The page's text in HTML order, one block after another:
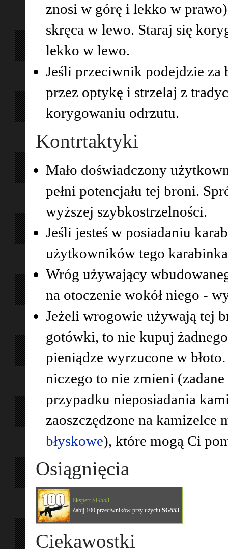
znosi w górę i lekko w
skręca w lewo. Staraj się
lekko w lewo.
Jeśli przeciwnik podejdzie za
przez optykę i strzelaj z
korygowaniu odrzutu.
Kontrtaktyki
Mało doświadczony
pełni potencjału tej broni.
wyższej szybkostrzelności.
Jeśli jesteś w posiadaniu
użytkowników tego
Wróg używający
na otoczenie wokół niego -
Jeżeli wrogowie używają tej
gotówki, to nie kupuj
pieniądze wyrzucone w
niczego to nie zmieni
przypadku nieposiadania
zaoszczędzone na kamizelce
błyskowe), które mogą Ci
Osiągnięcia
Ekspert SG553
Zabij 100 przeciwników przy użyciu SG553
Ciekawostki